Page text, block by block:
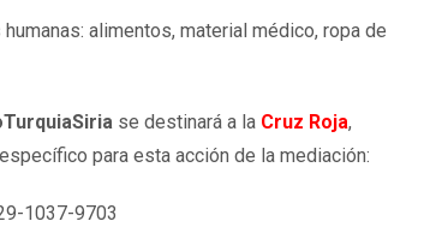
alimentos, material médico, ropa de
se destinará a la Cruz Roja,
para esta acción de la mediación:
1037-9703